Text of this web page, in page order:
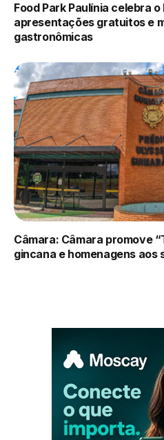
Food Park Paulínia celebra
apresentações gratuitos e
gastronômicas
Câmara: Câmara promove
gincana e homenagens aos